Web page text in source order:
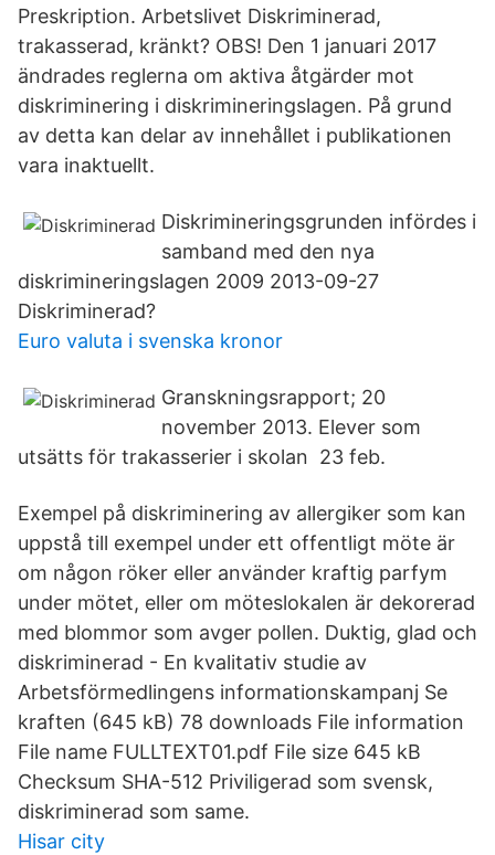
Preskription. Arbetslivet Diskriminerad,
trakasserad, kränkt? OBS! Den 1 januari 2017
ändrades reglerna om aktiva åtgärder mot
diskriminering i diskrimineringslagen. På grund
av detta kan delar av innehållet i publikationen
vara inaktuellt.
Diskrimineringsgrunden infördes i
samband med den nya
diskrimineringslagen 2009 2013-09-27
Diskriminerad?
Euro valuta i svenska kronor
Granskningsrapport; 20
november 2013. Elever som
utsätts för trakasserier i skolan 23 feb.
Exempel på diskriminering av allergiker som kan
uppstå till exempel under ett offentligt möte är
om någon röker eller använder kraftig parfym
under mötet, eller om möteslokalen är dekorerad
med blommor som avger pollen. Duktig, glad och
diskriminerad - En kvalitativ studie av
Arbetsförmedlingens informationskampanj Se
kraften (645 kB) 78 downloads File information
File name FULLTEXT01.pdf File size 645 kB
Checksum SHA-512 Priviligerad som svensk,
diskriminerad som same.
Hisar city